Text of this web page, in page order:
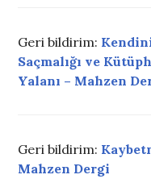
Geri bildirim:
Saçmalığı ve
Yalanı – Mahzen
Geri bildirim:
Mahzen Dergi